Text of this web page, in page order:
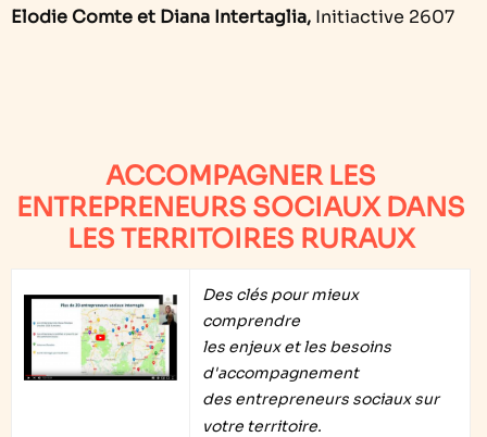
Elodie Comte et Diana Intertaglia, Initiactive 2607
ACCOMPAGNER LES
ENTREPRENEURS SOCIAUX DANS
LES TERRITOIRES RURAUX
Des clés pour mieux
comprendre
les enjeux et les besoins
d'accompagnement
des entrepreneurs sociaux sur
votre territoire.